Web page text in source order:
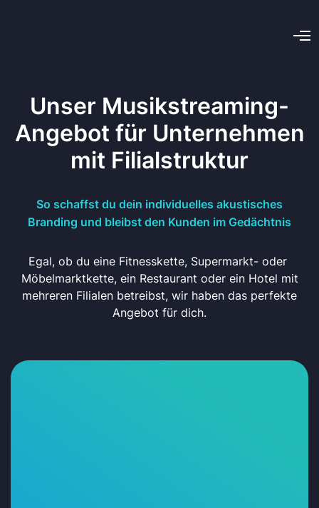
Unser Musikstreaming-
Angebot für Unternehmen
mit Filialstruktur
So schaffst du dein individuelles akustisches
Branding und bleibst den Kunden im Gedächtnis
Egal, ob du eine Fitnesskette, Supermarkt- oder
Möbelmarktkette, ein Restaurant oder ein Hotel mit
mehreren Filialen betreibst, wir haben das perfekte
Angebot für dich.